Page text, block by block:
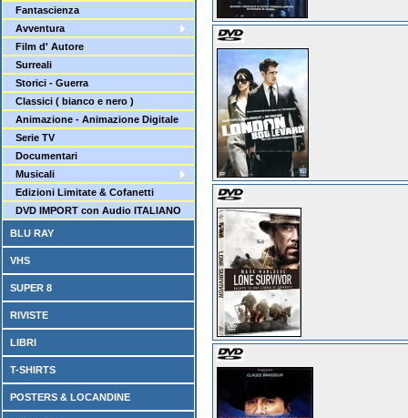
Fantascienza
Avventura
Film d' Autore
Surreali
Storici - Guerra
Classici ( bianco e nero )
Animazione - Animazione Digitale
Serie TV
Documentari
Musicali
Edizioni Limitate & Cofanetti
DVD IMPORT con Audio ITALIANO
BLU RAY
VHS
SUPER 8
RIVISTE
LIBRI
T-SHIRTS
POSTERS & LOCANDINE